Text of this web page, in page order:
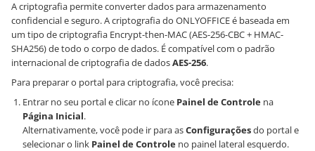
A criptografia permite converter dados para armazenamento
confidencial e seguro. A criptografia do ONLYOFFICE é baseada em
um tipo de criptografia Encrypt-then-MAC (AES-256-CBC + HMAC-
SHA256) de todo o corpo de dados. É compatível com o padrão
internacional de criptografia de dadosAES-256.
Para preparar o portal para criptografia, você precisa:
Entrar no seu portal e clicar no ícone Painel de Controle na
Página Inicial.
Alternativamente, você pode ir para asConfiguraçõesdo portal e
selecionar o link Painel de Controle no painel lateral esquerdo.